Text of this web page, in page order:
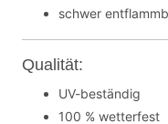
schwer
Qualität:
UV-beständig
100 % wetterfest